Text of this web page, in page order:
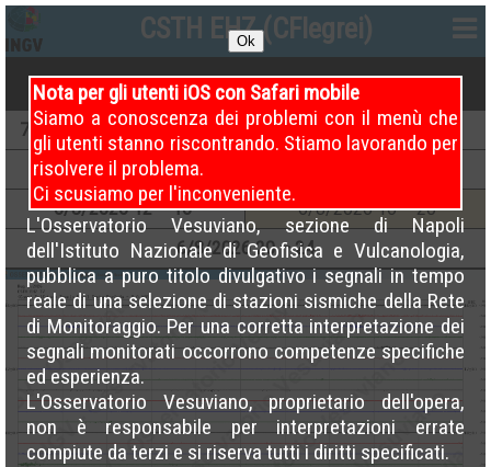
CSTH EHZ (CFlegrei)
Ok
Nota per gli utenti iOS con Safari mobile
Siamo a conoscenza dei problemi con il menù che
gli utenti stanno riscontrando. Stiamo lavorando per
risolvere il problema.
Ci scusiamo per l'inconveniente.
L'Osservatorio Vesuviano, sezione di Napoli
dell'Istituto Nazionale di Geofisica e Vulcanologia,
pubblica a puro titolo divulgativo i segnali in tempo
reale di una selezione di stazioni sismiche della Rete
di Monitoraggio. Per una corretta interpretazione dei
segnali monitorati occorrono competenze specifiche
ed esperienza.
L'Osservatorio Vesuviano, proprietario dell'opera,
non è responsabile per interpretazioni errate
compiute da terzi e si riserva tutti i diritti specificati.
7 /8/202600 – 04 (Attuale) 6/8/2026 00 – 04
6 /8/202604 – 08
6/8/202612 – 16 6/8/202616 – 20
6/8/202620 – 24